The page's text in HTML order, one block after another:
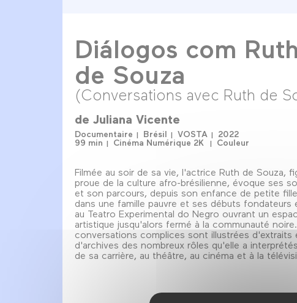
Diálogos com Ruth
de Souza
(Conversations avec Ruth de
de Juliana Vicente
Documentaire Brésil VOSTA
2022
99 min
Cinéma Numérique 2K Couleur
Filmée au soir de sa vie, l'actrice Ruth de Souza,
proue de la culture afro-brésilienne, évoque ses
et son parcours, depuis son enfance de petite
dans une famille pauvre et ses débuts fondateurs
au Teatro Experimental do Negro ouvrant un
artistique jusqu'alors fermé à la communauté
conversations complices sont illustrées d'extraits
d'archives des nombreux rôles qu'elle a
de sa carrière, au théâtre, au cinéma et à la